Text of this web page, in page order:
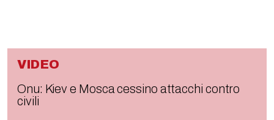
VIDEO
Onu: Kiev e Mosca cessino attacchi contro
civili